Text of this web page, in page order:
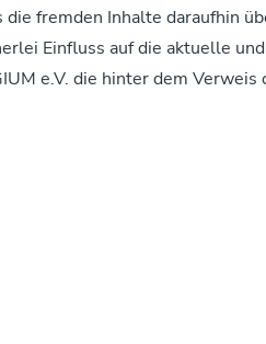
fremden Inhalte daraufhin
Einfluss auf die aktuelle
e.V. die hinter dem